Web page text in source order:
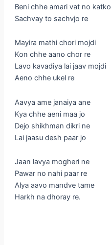
Beni chhe amari vat no katko
Sachvay to sachvjo re
Mayira mathi chori mojdi
Kon chhe aano chor re
Lavo kavadiya lai jaav mojdi
Aeno chhe ukel re
Aavya ame janaiya ane
Kya chhe aeni maa jo
Dejo shikhman dikri ne
Lai jaasu desh paar jo
Jaan lavya mogheri ne
Pawar no nahi paar re
Alya aavo mandve tame
Harkh na dhoray re.